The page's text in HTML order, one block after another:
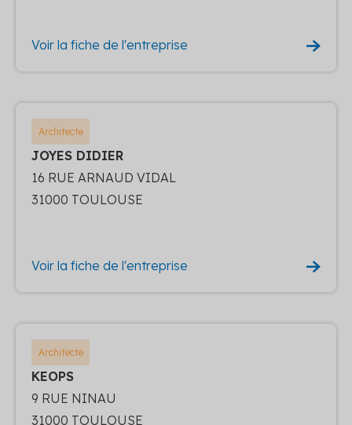
Voir la fiche de l'entreprise
Architecte
JOYES DIDIER
16 RUE ARNAUD VIDAL
31000 TOULOUSE
Voir la fiche de l'entreprise
Architecte
KEOPS
9 RUE NINAU
31000 TOULOUSE